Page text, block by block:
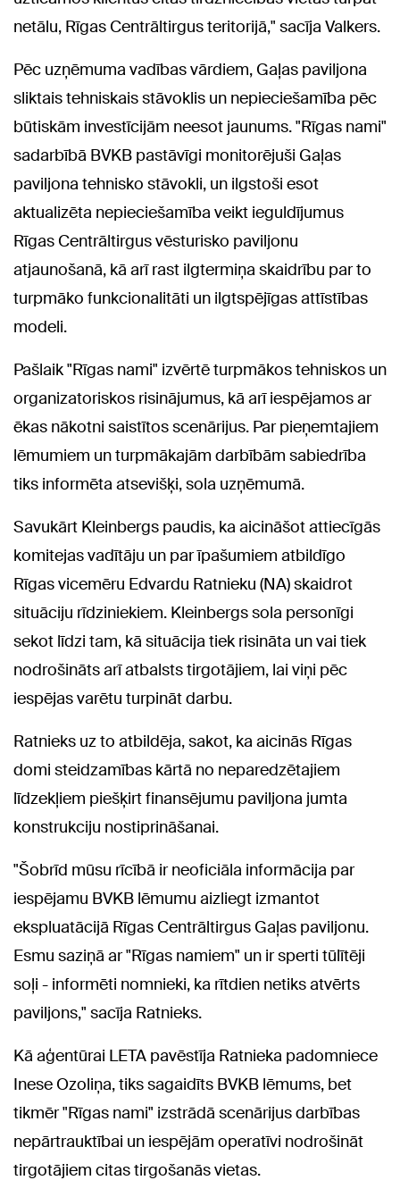
netālu, Rīgas Centrāltirgus teritorijā," sacīja Valkers.
Pēc uzņēmuma vadības vārdiem, Gaļas paviljona
sliktais tehniskais stāvoklis un nepieciešamība pēc
būtiskām investīcijām neesot jaunums. "Rīgas nami"
sadarbībā BVKB pastāvīgi monitorējuši Gaļas
paviljona tehnisko stāvokli, un ilgstoši esot
aktualizēta nepieciešamība veikt ieguldījumus
Rīgas Centrāltirgus vēsturisko paviljonu
atjaunošanā, kā arī rast ilgtermiņa skaidrību par to
turpmāko funkcionalitāti un ilgtspējīgas attīstības
modeli.
Pašlaik "Rīgas nami" izvērtē turpmākos tehniskos un
organizatoriskos risinājumus, kā arī iespējamos ar
ēkas nākotni saistītos scenārijus. Par pieņemtajiem
lēmumiem un turpmākajām darbībām sabiedrība
tiks informēta atsevišķi, sola uzņēmumā.
Savukārt Kleinbergs paudis, ka aicināšot attiecīgās
komitejas vadītāju un par īpašumiem atbildīgo
Rīgas vicemēru Edvardu Ratnieku (NA) skaidrot
situāciju rīdziniekiem. Kleinbergs sola personīgi
sekot līdzi tam, kā situācija tiek risināta un vai tiek
nodrošināts arī atbalsts tirgotājiem, lai viņi pēc
iespējas varētu turpināt darbu.
Ratnieks uz to atbildēja, sakot, ka aicinās Rīgas
domi steidzamības kārtā no neparedzētajiem
līdzekļiem piešķirt finansējumu paviljona jumta
konstrukciju nostiprināšanai.
"Šobrīd mūsu rīcībā ir neoficiāla informācija par
iespējamu BVKB lēmumu aizliegt izmantot
ekspluatācijā Rīgas Centrāltirgus Gaļas paviljonu.
Esmu saziņā ar "Rīgas namiem" un ir sperti tūlītēji
soļi - informēti nomnieki, ka rītdien netiks atvērts
paviljons," sacīja Ratnieks.
Kā aģentūrai LETA pavēstīja Ratnieka padomniece
Inese Ozoliņa, tiks sagaidīts BVKB lēmums, bet
tikmēr "Rīgas nami" izstrādā scenārijus darbības
nepārtrauktībai un iespējām operatīvi nodrošināt
tirgotājiem citas tirgošanās vietas.